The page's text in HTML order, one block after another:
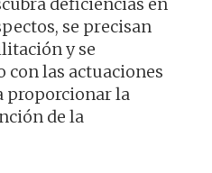
se precisan
y se
las actuaciones
proporcionar la
de la